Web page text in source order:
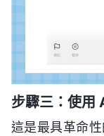
步驟三：使用
這是最具革命